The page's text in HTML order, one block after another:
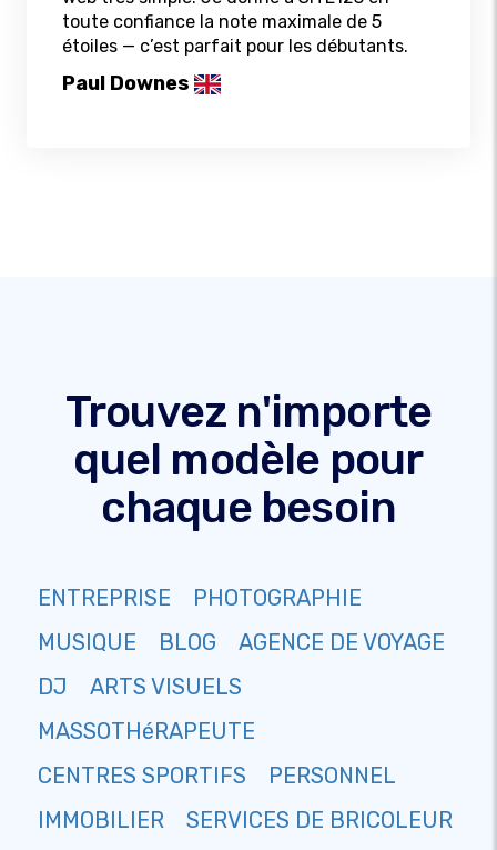
toute confiance la note maximale de 5
étoiles — c’est parfait pour les débutants.
Paul Downes
Trouvez n'importe
quel modèle pour
chaque besoin
ENTREPRISE
PHOTOGRAPHIE
MUSIQUE
BLOG
AGENCE DE VOYAGE
DJ
ARTS VISUELS
MASSOTHéRAPEUTE
CENTRES SPORTIFS
PERSONNEL
IMMOBILIER
SERVICES DE BRICOLEUR